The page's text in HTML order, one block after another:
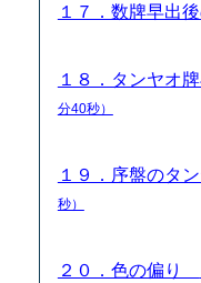
１７．数牌早出
１８．タンヤオ
分40秒）
１９．序盤のタ
秒）
２０．色の偏り